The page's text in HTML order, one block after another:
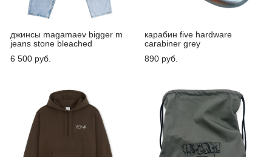
джинсы magamaev bigger m
jeans stone bleached
6 500 pуб.
карабин five hardware
carabiner grey
890 pуб.